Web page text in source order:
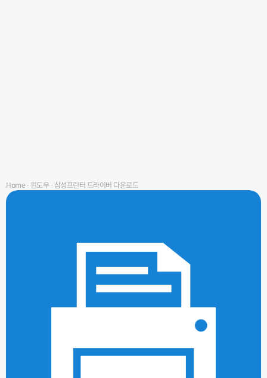
Home-윈도우-삼성프린터 드라이버 다운로드